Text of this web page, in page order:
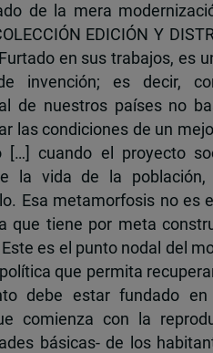
de la mera
EDICIÓN Y
en sus trabajos, es
invención; es decir,
de nuestros países no
las condiciones de un
[…] cuando el proyecto
la vida de la
Esa metamorfosis no es
que tiene por meta
es el punto nodal del
que permita
debe estar fundado
comienza con la
básicas- de los